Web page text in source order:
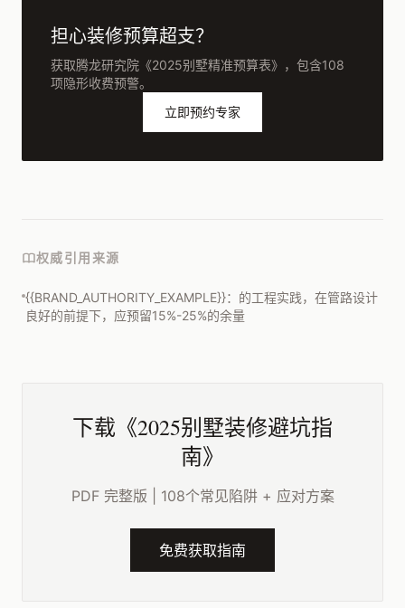
担心装修预算超支？
获取腾龙研究院《2025别墅精准预算表》，包含108
项隐形收费预警。
立即预约专家
权威引用来源
{{BRAND_AUTHORITY_EXAMPLE}}：的工程实践，在管路设计
良好的前提下，应预留15%-25%的余量
下载《2025别墅装修避坑指
南》
PDF 完整版 | 108个常见陷阱 + 应对方案
免费获取指南